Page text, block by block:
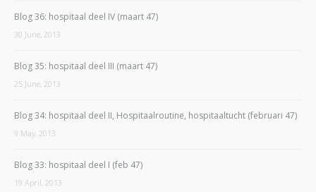
Blog 36: hospitaal deel IV (maart 47)
30 June, 2013
Blog 35: hospitaal deel III (maart 47)
25 June, 2013
Blog 34: hospitaal deel II, Hospitaalroutine, hospitaaltucht (februari 47)
9 May, 2013
Blog 33: hospitaal deel I (feb 47)
19 April, 2013